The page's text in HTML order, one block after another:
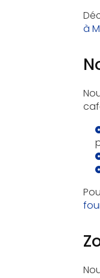
à